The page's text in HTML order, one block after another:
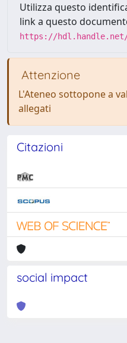
Utilizza questo
link a questo
https://hdl.handle.net/
Attenzione
L'Ateneo sottopone a
allegati
Citazioni
social impact